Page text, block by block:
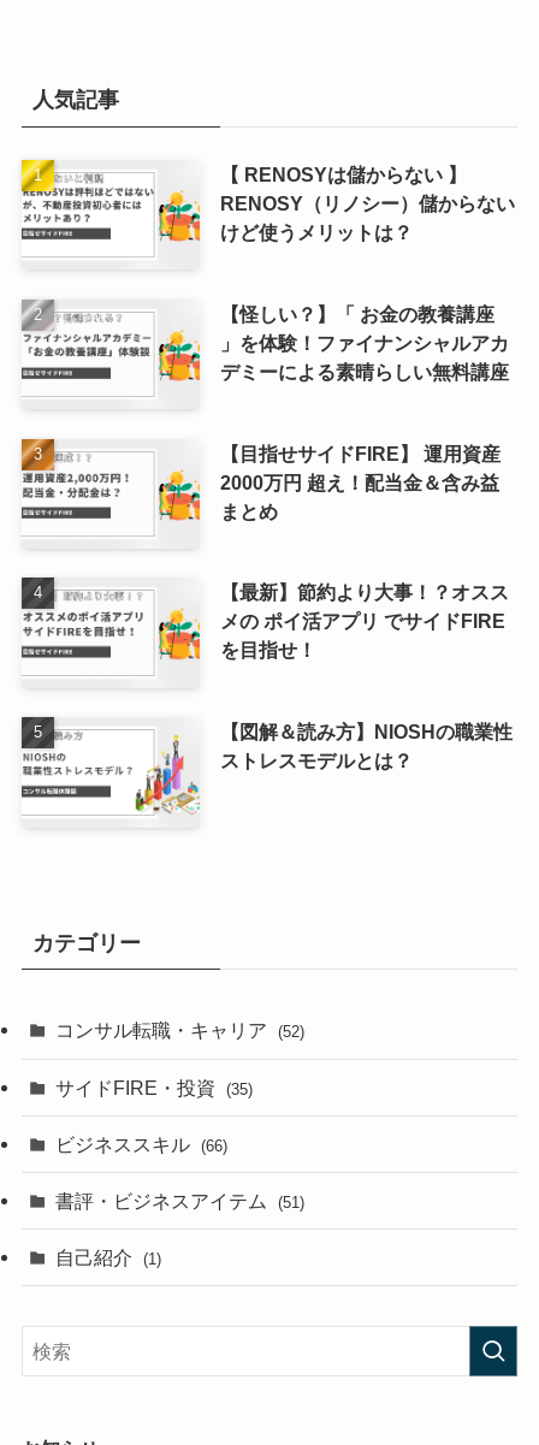
人気記事
【 RENOSYは儲からない 】
RENOSY（リノシー）儲からない
けど使うメリットは？
【怪しい？】「 お金の教養講座
」を体験！ファイナンシャルアカ
デミーによる素晴らしい無料講座
【目指せサイドFIRE】 運用資産
2000万円 超え！配当金＆含み益
まとめ
【最新】節約より大事！？オスス
メの ポイ活アプリ でサイドFIRE
を目指せ！
【図解＆読み方】NIOSHの職業性
ストレスモデルとは？
カテゴリー
コンサル転職・キャリア (52)
サイドFIRE・投資 (35)
ビジネススキル (66)
書評・ビジネスアイテム (51)
自己紹介 (1)